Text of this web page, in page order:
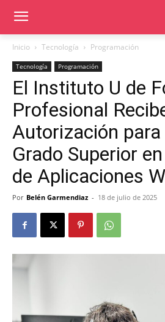
Inicio Tecnología Programación
Tecnología Programación
El Instituto U de
Profesional
Autorización
Grado Superior
de Aplicaciones
Por Belén Garmendiaz - 18 de julio de 2025